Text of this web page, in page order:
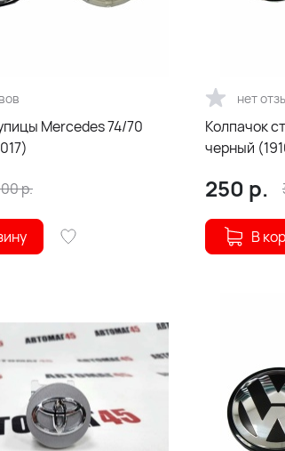
Mercedes 74/70
р.
нет
Колпачок
черный
250 р.
В